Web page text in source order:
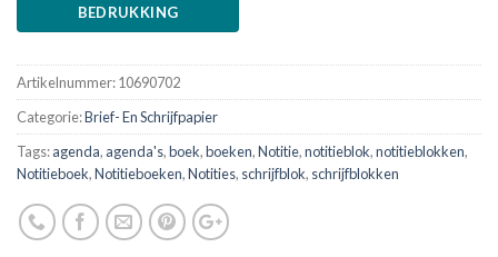
Artikelnummer:10690702
Categorie:Brief- En Schrijfpapier
Tags:agenda, agenda's,boek,boeken,Notitie,notitieblok,notitieblokken,
Notitieboek,Notitieboeken,Notities, schrijfblok, schrijfblokken